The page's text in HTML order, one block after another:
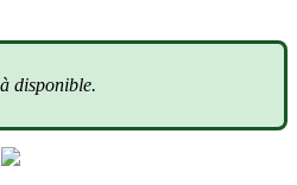
disponible.